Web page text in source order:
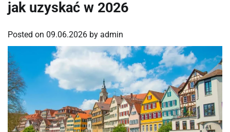
jak uzyskać w 2026
Posted on 09.06.2026 by admin